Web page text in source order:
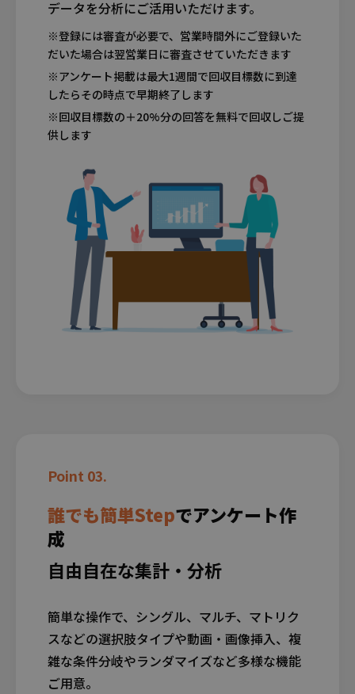
データを分析にご活用いただけます。
※登録には審査が必要で、営業時間外にご登録いた
だいた場合は翌営業日に審査させていただきます
※アンケート掲載は最大1週間で回収目標数に到達
したらその時点で早期終了します
※回収目標数の＋20%分の回答を無料で回収しご提
供します
Point 03.
誰でも簡単Stepでアンケート作
成
自由自在な集計・分析
簡単な操作で、シングル、マルチ、マトリク
スなどの選択肢タイプや動画・画像挿入、複
雑な条件分岐やランダマイズなど多様な機能
ご用意。